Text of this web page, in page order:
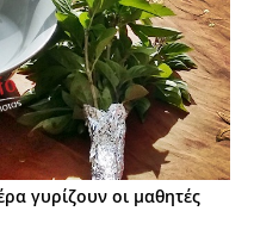
γυρίζουν οι μαθητές